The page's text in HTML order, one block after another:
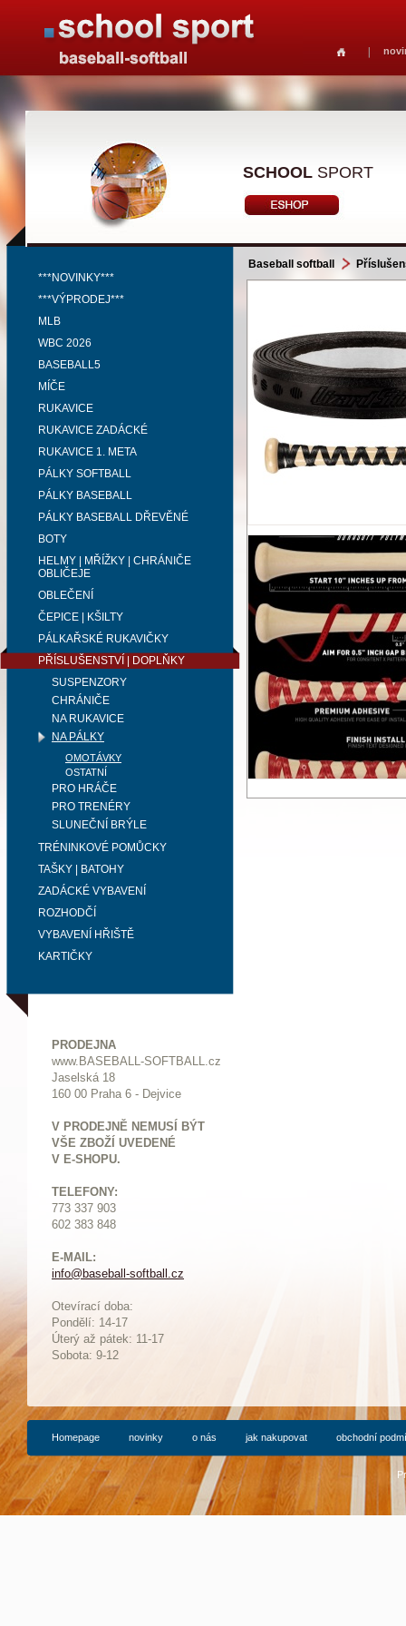
SCHOOL SPORT
***NOVINKY***
***VÝPRODEJ***
MLB
WBC 2026
BASEBALL5
MÍČE
RUKAVICE
RUKAVICE ZADÁCKÉ
RUKAVICE 1. META
PÁLKY SOFTBALL
PÁLKY BASEBALL
PÁLKY BASEBALL DŘEVĚNÉ
BOTY
HELMY | MŘÍŽKY | CHRÁNIČE
OBLIČEJE
OBLEČENÍ
ČEPICE | KŠILTY
PÁLKAŘSKÉ RUKAVIČKY
PŘÍSLUŠENSTVÍ | DOPLŇKY
SUSPENZORY
CHRÁNIČE
NA RUKAVICE
NA PÁLKY
OMOTÁVKY
OSTATNÍ
PRO HRÁČE
PRO TRENÉRY
SLUNEČNÍ BRÝLE
TRÉNINKOVÉ POMŮCKY
TAŠKY | BATOHY
ZADÁCKÉ VYBAVENÍ
ROZHODČÍ
VYBAVENÍ HŘIŠTĚ
KARTIČKY
PRODEJNA
www.BASEBALL-SOFTBALL.cz
Jaselská 18
160 00 Praha 6 - Dejvice
V PRODEJNĚ NEMUSÍ BÝT
VŠE ZBOŽÍ UVEDENÉ
V E-SHOPU.
TELEFONY:
773 337 903
602 383 848
E-MAIL:
info@baseball-softball.cz
Otevírací doba:
Pondělí: 14-17
Úterý až pátek: 11-17
Sobota: 9-12
Baseball softball
Homepage novinky o nás jak nakupovat obchodní